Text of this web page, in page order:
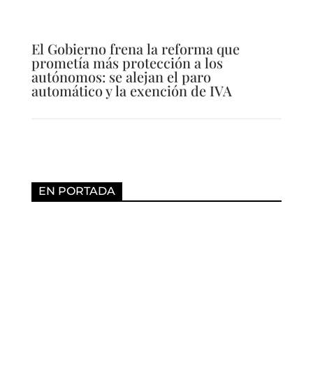
El Gobierno frena la reforma que
prometía más protección a los
autónomos: se alejan el paro
automático y la exención de IVA
EN PORTADA